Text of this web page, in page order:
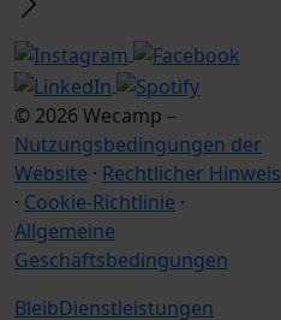
© 2026 Wecamp –
Nutzungsbedingungen der
Website · Rechtlicher Hinweis
· Cookie-Richtlinie ·
Allgemeine
Geschäftsbedingungen
BleibDienstleistungen